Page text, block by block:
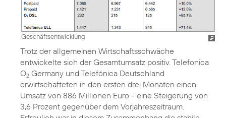
Geschäftsentwicklung
Trotz der allgemeinen Wirtschaftsschwäche
entwickelte sich der Gesamtumsatz positiv. Telefonica
O2 Germany und Telefónica Deutschland
erwirtschafteten in den ersten drei Monaten einen
Umsatz von 886 Millionen Euro - eine Steigerung von
3,6 Prozent gegenüber dem Vorjahreszeitraum.